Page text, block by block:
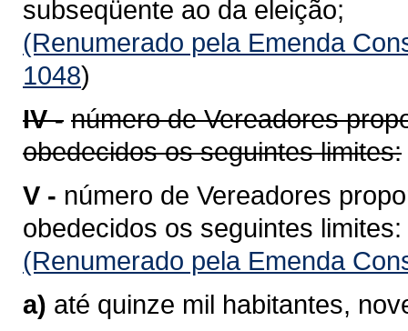
subseqüente ao da eleição;
(Renumerado pela Emenda
1048)
IV - número de Vereadores
obedecidos os seguintes limites:
V - número de Vereadores
obedecidos os seguintes limites:
(Renumerado pela Emenda
a) até quinze mil habitantes,